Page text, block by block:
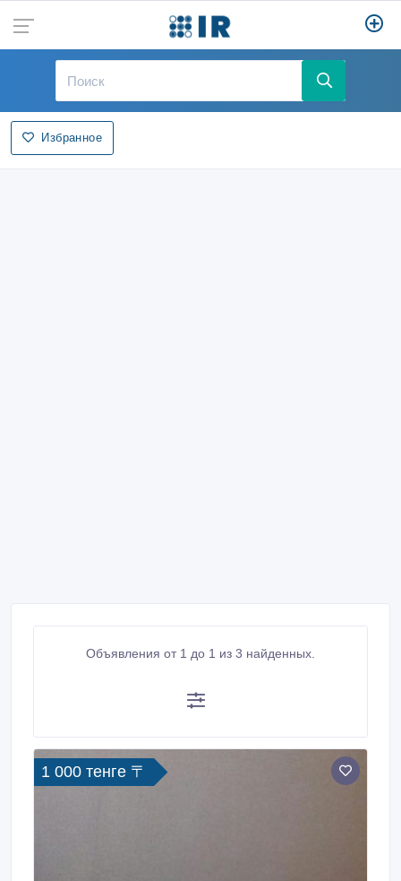
Избранное
Объявления от 1 до 1 из 3 найденных.
1 000 тенге 〒